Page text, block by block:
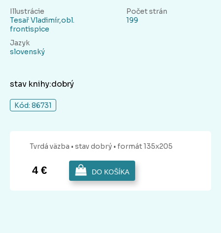
Illustrácie
Tesař Vladimír,obl.
frontispice
Počet strán
199
Jazyk
slovenský
stav knihy:dobrý
Kód: 86731
Tvrdá väzba • stav dobrý • formát 135x205
4 € DO KOŠÍKA